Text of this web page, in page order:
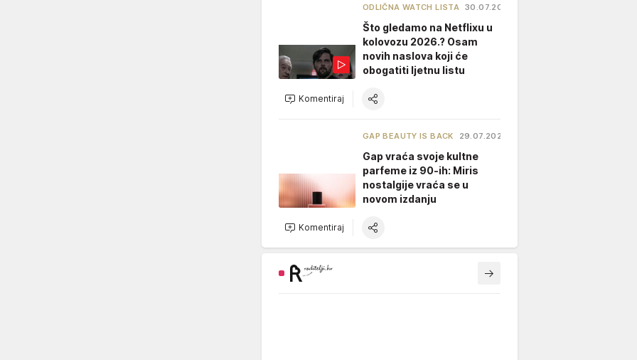
ODLIČNA WATCH LISTA 30.07.2026.
Što gledamo na Netflixu u
kolovozu 2026.? Osam
novih naslova koji će
obogatiti ljetnu listu
Komentiraj
GAP BEAUTY IS BACK 29.07.2026.
Gap vraća svoje kultne
parfeme iz 90-ih: Miris
nostalgije vraća se u
novom izdanju
Komentiraj